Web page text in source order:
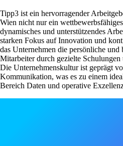
Tipp3 ist ein hervorragender
Wien nicht nur ein
dynamisches und unterstützendes
starken Fokus auf Innovation und
das Unternehmen die persönliche
Mitarbeiter durch gezielte
Die Unternehmenskultur ist geprägt
Kommunikation, was es zu einem
Bereich Daten und operative